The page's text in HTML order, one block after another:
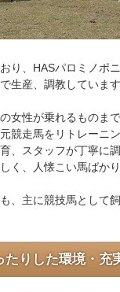
り、HASパロミノポ
生産、調教しています
女性が乗れるものまで
競走馬をリトレーニ
、スタッフが丁寧に
く、人懐こい馬ばかり
、主に競技馬として
たりした環境・充